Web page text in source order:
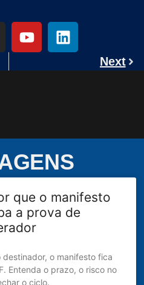
Next
que o manifesto
a prova de
o manifesto fica
Entenda o prazo, o risco no
o ciclo.